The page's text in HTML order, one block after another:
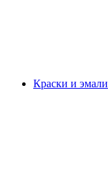
Краски и эмали